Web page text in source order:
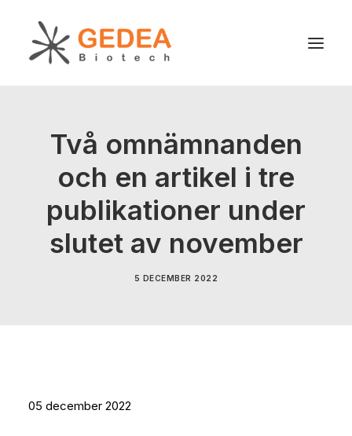
Hållbarhet
Utveckling
För patienter
Nyheter
Om oss
Två omnämnanden
och en artikel i tre
publikationer under
slutet av november
5 DECEMBER 2022
05 december 2022